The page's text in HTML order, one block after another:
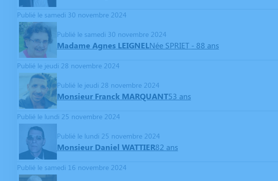
Publié le samedi 30 novembre 2024
Publié le samedi 30 novembre 2024
Madame Agnes LEIGNELNée SPRIET - 88 ans
Publié le jeudi 28 novembre 2024
Publié le jeudi 28 novembre 2024
Monsieur Franck MARQUANT53 ans
Publié le lundi 25 novembre 2024
Publié le lundi 25 novembre 2024
Monsieur Daniel WATTIER82 ans
Publié le samedi 16 novembre 2024